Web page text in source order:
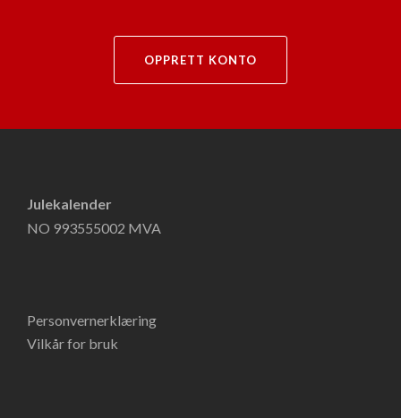
OPPRETT KONTO
Julekalender
NO 993555002 MVA
Personvernerklæring
Vilkår for bruk